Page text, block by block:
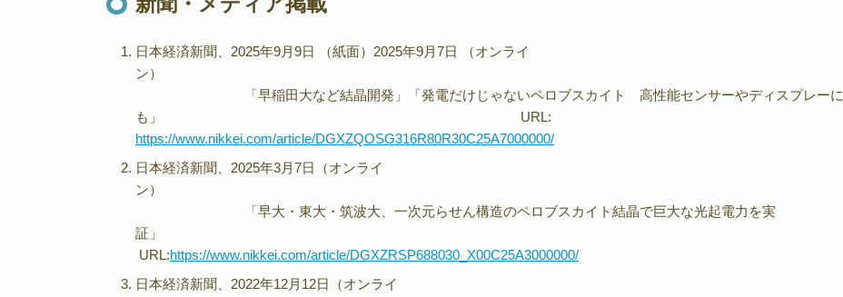
日本経済新聞、2025年9月9日 （紙面）2025年9月7日 （オンライ
ン）
「早稲田大など結晶開発」「発電だけじゃないペロブスカイト 高性能センサーやディスプレーに
も」 URL:
https://www.nikkei.com/article/DGXZQOSG316R80R30C25A7000000/
日本経済新聞、2025年3月7日（オンライ
ン）
「早大・東大・筑波大、一次元らせん構造のペロブスカイト結晶で巨大な光起電力を実
証」
URL:https://www.nikkei.com/article/DGXZRSP688030_X00C25A3000000/
日本経済新聞、2022年12月12日（オンライ